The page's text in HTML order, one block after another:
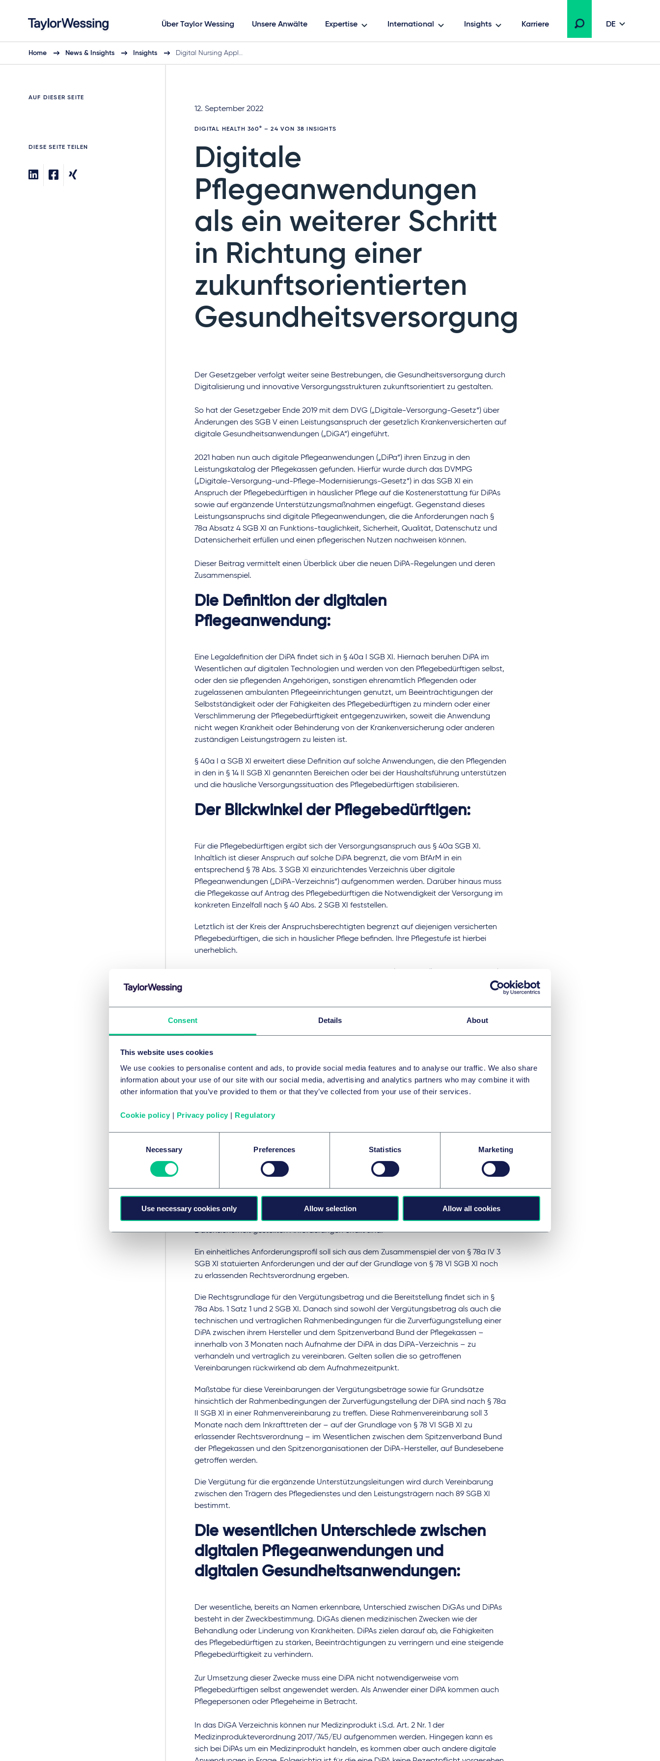
Consent Details About
This website uses cookies
We use cookies to personalise content and ads, to provide social media features and to analyse our traffic. We also share
information about your use of our site with our social media, advertising and analytics partners who may combine it with
other information that you’ve provided to them or that they’ve collected from your use of their services.
Cookie policy | Privacy policy | Regulatory
Necessary Preferences Statistics Marketing
Use necessary cookies only Allow selection Allow all cookies
Über Taylor Wessing Unsere Anwälte Expertise International Insights Karriere DE
Home News & Insights Insights Digital Nursing Appl…
AUF DIESER SEITE
DIESE SEITE TEILEN
12. September 2022
DIGITAL HEALTH 360° – 24 VON 38 INSIGHTS
Digitale
Pflegeanwendungen
als ein weiterer Schritt
in Richtung einer
zukunftsorientierten
Gesundheitsversorgung
Der Gesetzgeber verfolgt weiter seine Bestrebungen, die Gesundheitsversorgung durch
Digitalisierung und innovative Versorgungsstrukturen zukunftsorientiert zu gestalten.
So hat der Gesetzgeber Ende 2019 mit dem DVG („Digitale-Versorgung-Gesetz“) über
Änderungen des SGB V einen Leistungsanspruch der gesetzlich Krankenversicherten auf
digitale Gesundheitsanwendungen („DiGA“) eingeführt.
2021 haben nun auch digitale Pflegeanwendungen („DiPa“) ihren Einzug in den
Leistungskatalog der Pflegekassen gefunden. Hierfür wurde durch das DVMPG
(„Digitale-Versorgung-und-Pflege-Modernisierungs-Gesetz“) in das SGB XI ein
Anspruch der Pflegebedürftigen in häuslicher Pflege auf die Kostenerstattung für DiPAs
sowie auf ergänzende Unterstützungsmaßnahmen eingefügt. Gegenstand dieses
Leistungsanspruchs sind digitale Pflegeanwendungen, die die Anforderungen nach §
78a Absatz 4 SGB XI an Funktions-tauglichkeit, Sicherheit, Qualität, Datenschutz und
Datensicherheit erfüllen und einen pflegerischen Nutzen nachweisen können.
Dieser Beitrag vermittelt einen Überblick über die neuen DiPA-Regelungen und deren
Zusammenspiel.
Die Definition der digitalen
Pflegeanwendung:
Eine Legaldefinition der DiPA findet sich in § 40a I SGB XI. Hiernach beruhen DiPA im
Wesentlichen auf digitalen Technologien und werden von den Pflegebedürftigen selbst,
oder den sie pflegenden Angehörigen, sonstigen ehrenamtlich Pflegenden oder
zugelassenen ambulanten Pflegeeinrichtungen genutzt, um Beeinträchtigungen der
Selbstständigkeit oder der Fähigkeiten des Pflegebedürftigen zu mindern oder einer
Verschlimmerung der Pflegebedürftigkeit entgegenzuwirken, soweit die Anwendung
nicht wegen Krankheit oder Behinderung von der Krankenversicherung oder anderen
zuständigen Leistungsträgern zu leisten ist.
§ 40a I a SGB XI erweitert diese Definition auf solche Anwendungen, die den Pflegenden
in den in § 14 II SGB XI genannten Bereichen oder bei der Haushaltsführung unterstützen
und die häusliche Versorgungssituation des Pflegebedürftigen stabilisieren.
Der Blickwinkel der Pflegebedürftigen:
Für die Pflegebedürftigen ergibt sich der Versorgungsanspruch aus § 40a SGB XI.
Inhaltlich ist dieser Anspruch auf solche DiPA begrenzt, die vom BfArM in ein
entsprechend § 78 Abs. 3 SGB XI einzurichtendes Verzeichnis über digitale
Pflegeanwendungen („DiPA-Verzeichnis“) aufgenommen werden. Darüber hinaus muss
die Pflegekasse auf Antrag des Pflegebedürftigen die Notwendigkeit der Versorgung im
konkreten Einzelfall nach § 40 Abs. 2 SGB XI feststellen.
Letztlich ist der Kreis der Anspruchsberechtigten begrenzt auf diejenigen versicherten
Pflegebedürftigen, die sich in häuslicher Pflege befinden. Ihre Pflegestufe ist hierbei
unerheblich.
Ferner haben die nach § 40a SGB XI Anspruchsberechtigten auch einen Anspruch auf
der Versorgung mit der jeweiligen DiPA erforderlich sind.
Den Kostenerstattungsanspruch des Pflegebedürftigen für die DiPA und ergänzende
Unterstützungsleistungen begrenzt § 40b SGB XI der Höhe nach auf monatlich
Pflegeanwendungen:
geführte DiPA-Verzeichnis fest. Die Aufnahme erfolgt auf Antrag des Herstellers. Diesem
Antrag sind Nachweise beizufügen, aus denen hervorgeht, dass die an Sicherheit,
Funktionstauglichkeit, Qualität, pflegerischen Nutzen sowie Datenschutz und
Datensicherheit gestellten Anforderungen erfüllt sind.
Ein einheitliches Anforderungsprofil soll sich aus dem Zusammenspiel der von § 78a IV 3
SGB XI statuierten Anforderungen und der auf der Grundlage von § 78 VI SGB XI noch
zu erlassenden Rechtsverordnung ergeben.
Die Rechtsgrundlage für den Vergütungsbetrag und die Bereitstellung findet sich in §
78a Abs. 1 Satz 1 und 2 SGB XI. Danach sind sowohl der Vergütungsbetrag als auch die
technischen und vertraglichen Rahmenbedingungen für die Zurverfügungstellung einer
DiPA zwischen ihrem Hersteller und dem Spitzenverband Bund der Pflegekassen –
innerhalb von 3 Monaten nach Aufnahme der DiPA in das DiPA-Verzeichnis – zu
verhandeln und vertraglich zu vereinbaren. Gelten sollen die so getroffenen
Vereinbarungen rückwirkend ab dem Aufnahmezeitpunkt.
Maßstäbe für diese Vereinbarungen der Vergütungsbeträge sowie für Grundsätze
hinsichtlich der Rahmenbedingungen der Zurverfügungstellung der DiPA sind nach § 78a
II SGB XI in einer Rahmenvereinbarung zu treffen. Diese Rahmenvereinbarung soll 3
Monate nach dem Inkrafttreten der – auf der Grundlage von § 78 VI SGB XI zu
erlassender Rechtsverordnung – im Wesentlichen zwischen dem Spitzenverband Bund
der Pflegekassen und den Spitzenorganisationen der DiPA-Hersteller, auf Bundesebene
getroffen werden.
Die Vergütung für die ergänzende Unterstützungsleitungen wird durch Vereinbarung
zwischen den Trägern des Pflegedienstes und den Leistungsträgern nach 89 SGB XI
bestimmt.
Die wesentlichen Unterschiede zwischen
digitalen Pflegeanwendungen und
digitalen Gesundheitsanwendungen:
Der wesentliche, bereits an Namen erkennbare, Unterschied zwischen DiGAs und DiPAs
besteht in der Zweckbestimmung. DiGAs dienen medizinischen Zwecken wie der
Behandlung oder Linderung von Krankheiten. DiPAs zielen darauf ab, die Fähigkeiten
des Pflegebedürftigen zu stärken, Beeinträchtigungen zu verringern und eine steigende
Pflegebedürftigkeit zu verhindern.
Zur Umsetzung dieser Zwecke muss eine DiPA nicht notwendigerweise vom
Pflegebedürftigen selbst angewendet werden. Als Anwender einer DiPA kommen auch
Pflegepersonen oder Pflegeheime in Betracht.
In das DiGA Verzeichnis können nur Medizinprodukt i.S.d. Art. 2 Nr. 1 der
Medizinprodukteverordnung 2017/745/EU aufgenommen werden. Hingegen kann es
sich bei DiPAs um ein Medizinprodukt handeln, es kommen aber auch andere digitale